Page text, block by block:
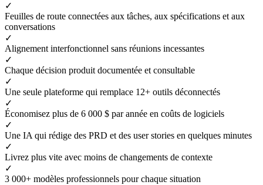
✓
Feuilles de route connectées aux tâches, aux spécifications et aux
conversations
✓
Alignement interfonctionnel sans réunions incessantes
✓
Chaque décision produit documentée et consultable
✓
Une seule plateforme qui remplace 12+ outils déconnectés
✓
Économisez plus de 6 000 $ par année en coûts de logiciels
✓
Une IA qui rédige des PRD et des user stories en quelques minutes
✓
Livrez plus vite avec moins de changements de contexte
✓
3 000+ modèles professionnels pour chaque situation